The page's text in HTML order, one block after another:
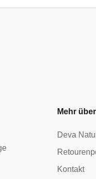
Mehr über
Deva
Kontakt